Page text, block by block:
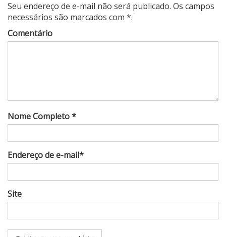
Seu endereço de e-mail não será publicado. Os campos
necessários são marcados com *.
Comentário
Nome Completo *
Endereço de e-mail*
Site